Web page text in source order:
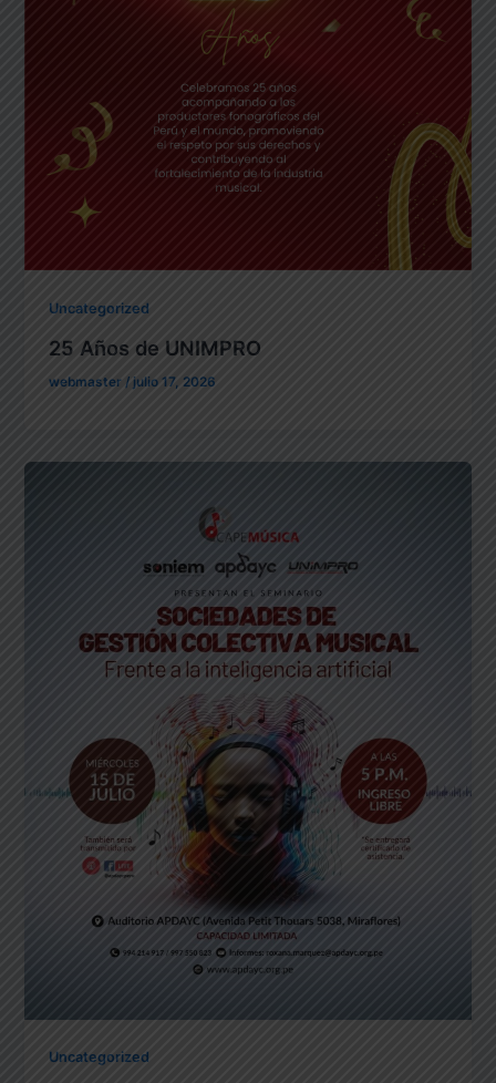
Uncategorized
25 Años de UNIMPRO
webmaster / julio 17, 2026
Uncategorized